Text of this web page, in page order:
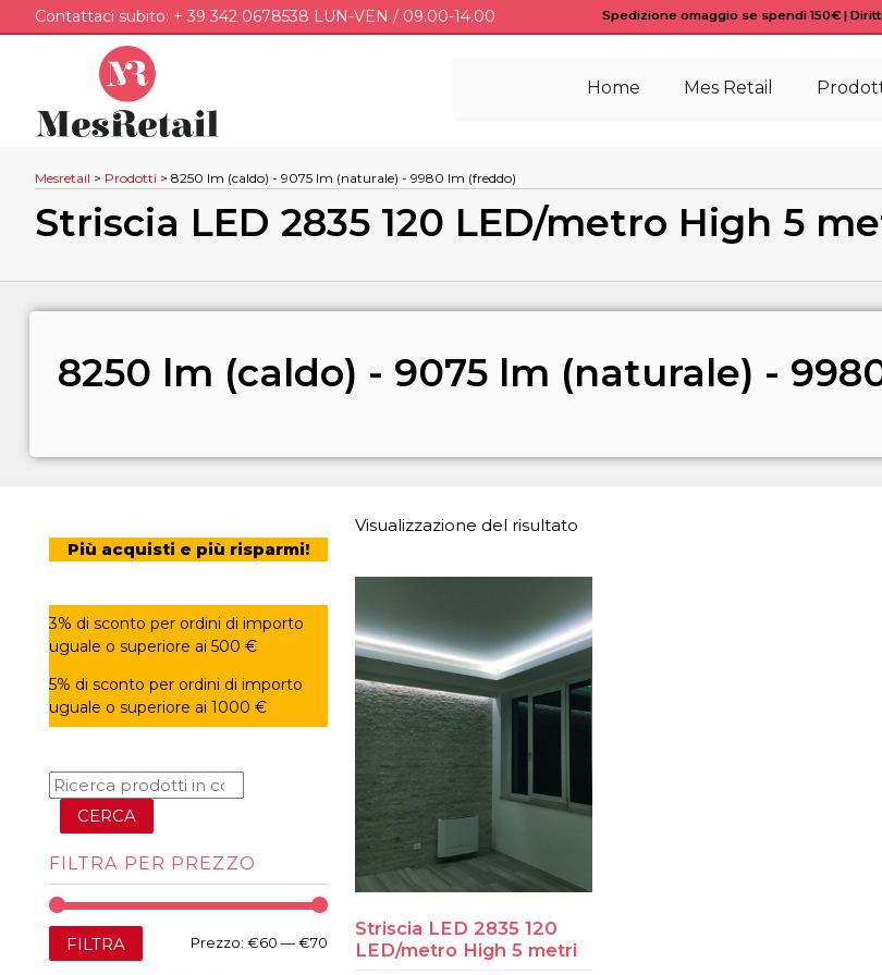
Contattaci subito: + 39 342 0678538 LUN-VEN / 09.00-14.00 Spedizione omaggio se spendi 150€ |
Home Mes Retail
Mesretail > Prodotti > 8250 lm (caldo) - 9075 lm (naturale) - 9980 lm (freddo)
Striscia LED 2835 120 LED/metro High 5
8250 lm (caldo) - 9075 lm (naturale) -
Visualizzazione del risultato
Striscia LED 2835 120
LED/metro High 5 metri
Più acquisti e più risparmi!
3% di sconto per ordini di importo
uguale o superiore ai 500 €
5% di sconto per ordini di importo
uguale o superiore ai 1000 €
CERCA
FILTRA PER PREZZO
Prezzo
Prezzo
FILTRA Prezzo: €60 —€70